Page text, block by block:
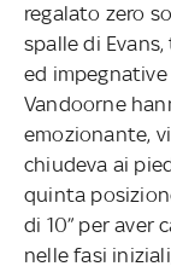
regalato zero
spalle di
ed
Vandoorne
emozionante,
chiudeva ai
quinta
di 10” per aver
nelle fasi